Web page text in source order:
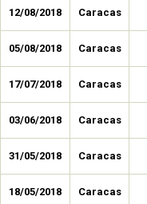
12/08/2018 Caracas
05/08/2018 Caracas
17/07/2018 Caracas
03/06/2018 Caracas
31/05/2018 Caracas
18/05/2018 Caracas